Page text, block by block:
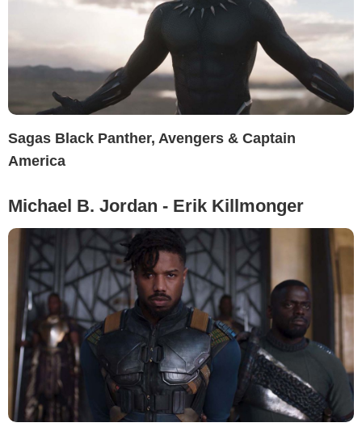
Sagas Black Panther, Avengers & Captain
America
Michael B. Jordan - Erik Killmonger